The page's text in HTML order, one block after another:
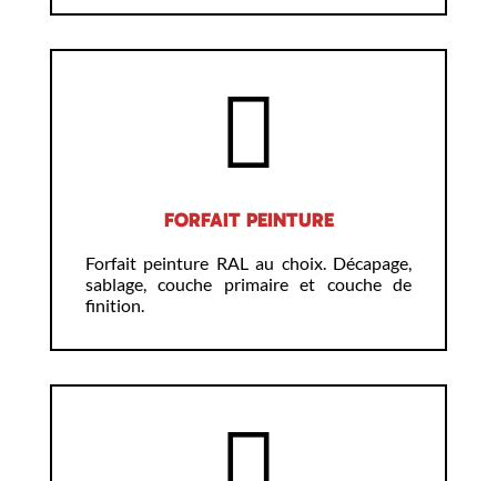
FORFAIT PEINTURE
Forfait peinture RAL au choix. Décapage,
sablage, couche primaire et couche de
finition.